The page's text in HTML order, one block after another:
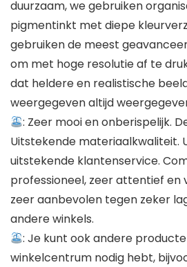
duurzaam, we gebruiken
pigmentinkt met diepe
gebruiken de meest
om met hoge resolutie af te
dat heldere en realistische
weergegeven altijd
: Zeer mooi en onberispelijk.
Uitstekende materiaalkwaliteit.
uitstekende klantenservice.
professioneel, zeer attentief en
zeer aanbevolen tegen zeker
andere winkels.
: Je kunt ook andere
winkelcentrum nodig hebt,